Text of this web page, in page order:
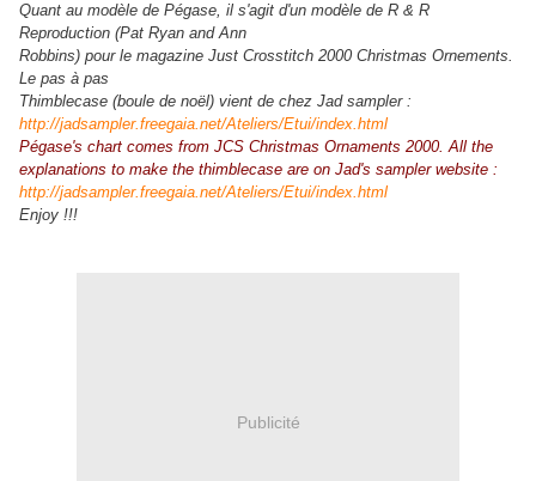
Quant au modèle de Pégase, il s'agit d'un modèle de R & R
Reproduction (Pat Ryan and Ann
Robbins) pour le magazine Just Crosstitch 2000 Christmas Ornements.
Le pas à pas
Thimblecase (boule de noël) vient de chez Jad sampler :
http://jadsampler.freegaia.net/Ateliers/Etui/index.html
Pégase's chart comes from JCS Christmas Ornaments 2000. All the
explanations to make the thimblecase are on Jad's sampler website :
http://jadsampler.freegaia.net/Ateliers/Etui/index.html
Enjoy !!!
Publicité